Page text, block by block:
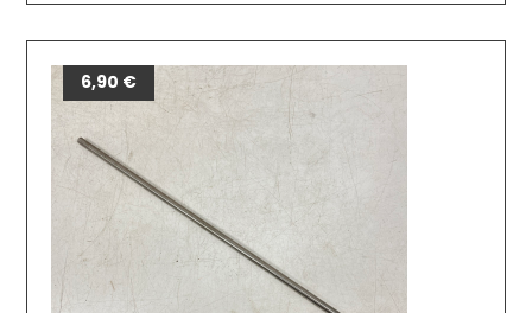
6,90 €